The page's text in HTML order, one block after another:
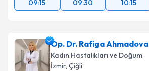
09:15 09:30 10:15
Op. Dr. Rafiga Ahmadova
Kadın Hastalıkları ve Doğum
İzmir, Çiğli